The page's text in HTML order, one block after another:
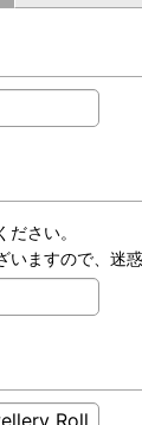
さい。
ますので、迷